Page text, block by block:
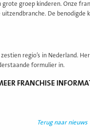
groep kinderen. Onze
De benodigde
regio’s in Nederland.
formulier in.
FRANCHISE
Terug naar nieuws